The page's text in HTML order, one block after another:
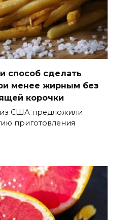
способ сделать
менее жирным без
корочки
из США предложили
приготовления